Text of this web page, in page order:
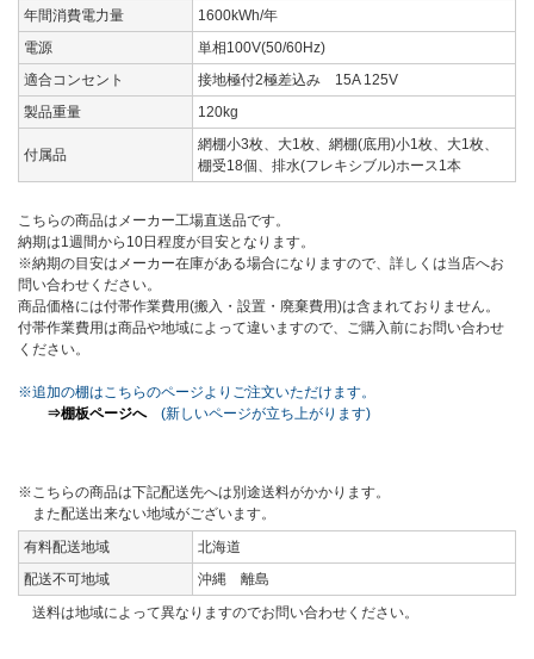
年間消費電力量
1600kWh/年
電源
単相100V(50/60Hz)
適合コンセント
接地極付2極差込み 15A 125V
製品重量
120kg
付属品
網棚小3枚、大1枚、網棚(底用)小1枚、大1枚、
棚受18個、排水(フレキシブル)ホース1本
こちらの商品はメーカー工場直送品です。
納期は1週間から10日程度が目安となります。
※納期の目安はメーカー在庫がある場合になりますので、詳しくは当店へお
問い合わせください。
商品価格には付帯作業費用(搬入・設置・廃棄費用)は含まれておりません。
付帯作業費用は商品や地域によって違いますので、ご購入前にお問い合わせ
ください。
※追加の棚はこちらのページよりご注文いただけます。
⇒棚板ページへ(新しいページが立ち上がります)
※こちらの商品は下記配送先へは別途送料がかかります。
また配送出来ない地域がございます。
有料配送地域
北海道
配送不可地域
沖縄 離島
送料は地域によって異なりますのでお問い合わせください。